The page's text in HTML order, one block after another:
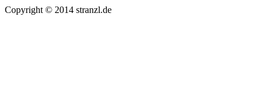
Copyright © 2014 stranzl.de